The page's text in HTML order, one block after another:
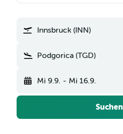
Innsbruck (INN)
Podgorica (TGD)
Mi 9.9. - Mi 16.9.
Suchen